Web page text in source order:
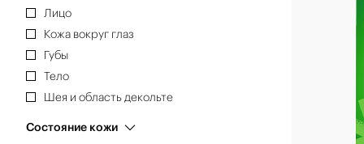
Лицо
Кожа вокруг глаз
Губы
Тело
Шея и область декольте
Состояние кожи